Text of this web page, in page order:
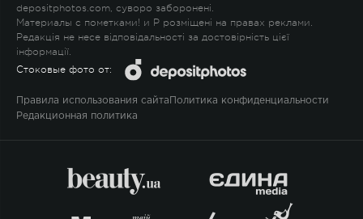
depositphotos.com, суворо заборонені.
Материалы с пометками! и P розміщені на правах реклами.
Редакція не несе відповідальності за достовірність цієї
інформації.
Стоковые фото от:
Правила использования сайта Политика конфиденциальности
Редакционная политика